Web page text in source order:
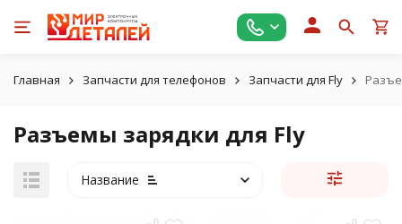
Главная Запчасти для телефонов Запчасти для Fly
Разъемы зарядки для Fly
Название